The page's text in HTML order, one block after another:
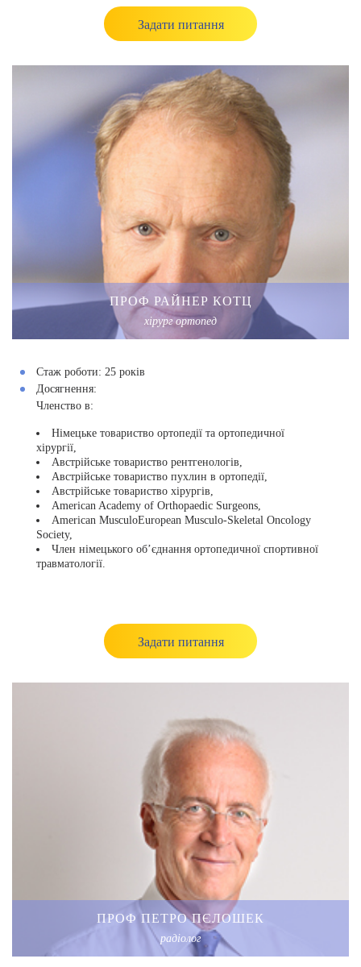
Задати питання
ПРОФ РАЙНЕР КОТЦ
хірург ортопед
Стаж роботи: 25 років
Досягнення:
Членство в:
Німецьке товариство ортопедії та ортопедичної
хірургії,
Австрійське товариство рентгенологів,
Австрійське товариство пухлин в ортопедії,
Австрійське товариство хірургів,
American Academy of Orthopaedic Surgeons
American MusculoEuropean Musculo-Skeletal Oncology
Society,
Член німецького об’єднання ортопедичної спортивної
травматології.
Задати питання
ПРОФ ПЕТРО ПЄЛОШЕК
радіолог